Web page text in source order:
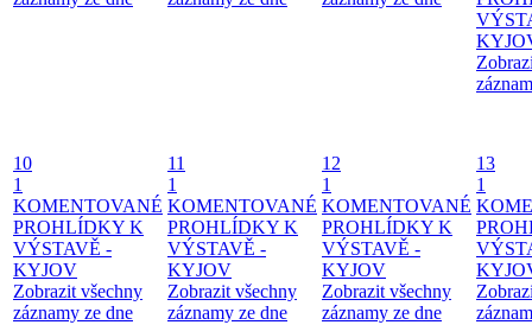
10
1
KOMENTOVANÉ
PROHLÍDKY K
VÝSTAVĚ -
KYJOV
Zobrazit všechny
záznamy ze dne
11
1
KOMENTOVANÉ
PROHLÍDKY K
VÝSTAVĚ -
KYJOV
Zobrazit všechny
záznamy ze dne
12
1
KOMENTOVANÉ
PROHLÍDKY K
VÝSTAVĚ -
KYJOV
Zobrazit všechny
záznamy ze dne
13
1